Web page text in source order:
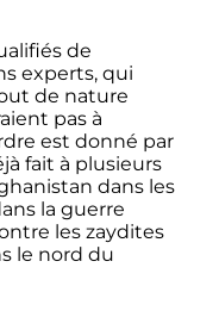
de
experts, qui
de nature
pas à
est donné par
fait à plusieurs
dans les
la guerre
les zaydites
le nord du